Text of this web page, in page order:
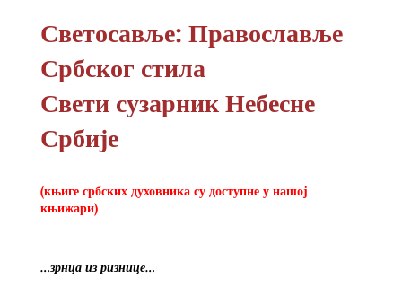
Светосавље: Православље
Србског стила
Свети сузарник Небесне
Србије
(књиге србских духовника су доступне у нашој
књижари)
…зрнца из ризнице…